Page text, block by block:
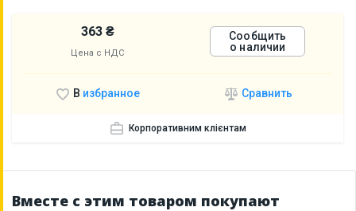
363 ₴
Цена с НДС
Сообщить
о наличии
В избранное Сравнить
Корпоративним клієнтам
Вместе с этим товаром покупают